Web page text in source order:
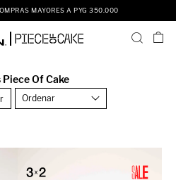
ENVÍO GRATIS EN
Piece Of Cake
Recomendados